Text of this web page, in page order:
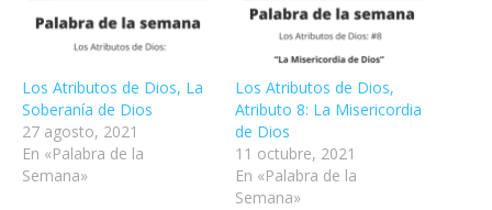
Los Atributos de Dios, La
Soberanía de Dios
27 agosto, 2021
En «Palabra de la
Semana»
Los Atributos de Dios,
Atributo 8: La Misericordia
de Dios
11 octubre, 2021
En «Palabra de la
Semana»